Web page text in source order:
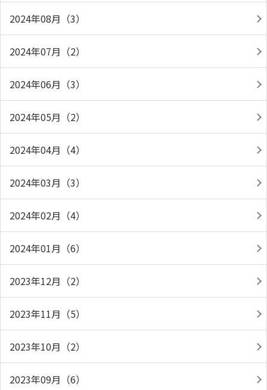
2024年08月（3）
2024年07月（2）
2024年06月（3）
2024年05月（2）
2024年04月（4）
2024年03月（3）
2024年02月（4）
2024年01月（6）
2023年12月（2）
2023年11月（5）
2023年10月（2）
2023年09月（6）